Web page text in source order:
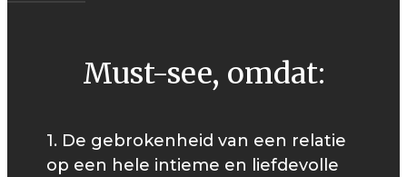
Must-see, omdat:
1. De gebrokenheid van een relatie
op een hele intieme en liefdevolle